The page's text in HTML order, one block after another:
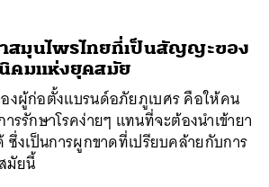
าสมุนไพรไทยที่เป็นสัญญะของ
คมแห่งยุคสมัย
งผู้ก่อตั้งแบรนด์อภัยภูเบศร คือให้คน
รรักษาโรคง่ายๆ แทนที่จะต้องนำเข้ายา
ซึ่งเป็นการผูกขาดที่เปรียบคล้ายกับการ
มัยนี้